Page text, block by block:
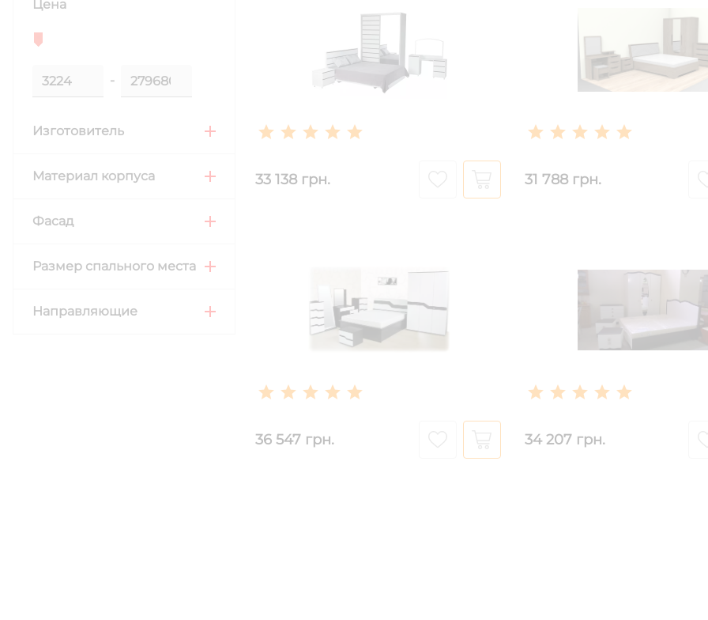
Цена
-
Изготовитель
Материал корпуса
Фасад
Размер спального места
Направляющие
33 138 грн. 31 788 грн.
36 547 грн. 34 207 грн.